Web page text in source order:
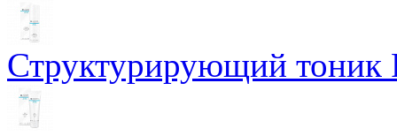
Структурирующий тоник